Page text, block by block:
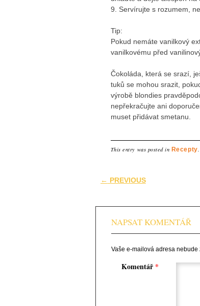
9. Servírujte s rozumem,
Tip:
Pokud nemáte vanilkový
vanilkovému před
Čokoláda, která se srazí,
tuků se mohou srazit,
výrobě blondies
nepřekračujte ani
muset přidávat smetanu.
This entry was posted in Recepty
Post
← PREVIOUS
NAPSAT KOMENTÁŘ
Vaše e-mailová adresa nebude
Komentář *